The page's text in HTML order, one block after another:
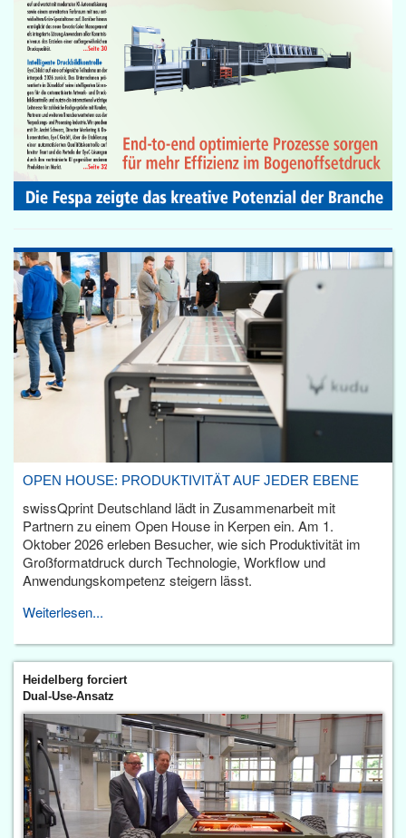
OPEN HOUSE: PRODUKTIVITÄT AUF JEDER EBENE
swissQprint Deutschland lädt in Zusammenarbeit mit
Partnern zu einem Open House in Kerpen ein. Am 1.
Oktober 2026 erleben Besucher, wie sich Produktivität im
Großformatdruck durch Technologie, Workflow und
Anwendungskompetenz steigern lässt.
Weiterlesen...
Heidelberg forciert
Dual-Use-Ansatz